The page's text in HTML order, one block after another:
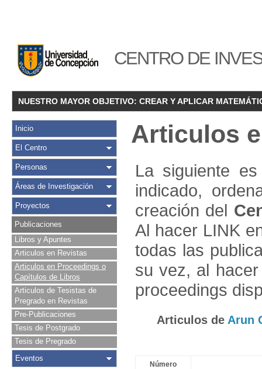
CENTRO DE
NUESTRO MAYOR OBJETIVO: CREAR Y APLICAR
Inicio
El Centro
Personas
Áreas de Investigación
Proyectos
Publicaciones
Libros y Apuntes
Articulos en Revistas
Articulos en Proceedings o
Capítulos de Libros
Articulos de Tesistas de
Pregrado en Revistas
Pre-Publicaciones
Tesis de Postgrado
Tesis de Pregrado
Eventos
Articulos
La siguiente
indicado,
creación del
Al hacer LINK
todas las
su vez, al
proceedings
Articulos de Arun
Número